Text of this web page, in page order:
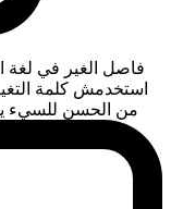
فاصل الغير في لغة
استخدمش كلمة
من الحسن للسيء